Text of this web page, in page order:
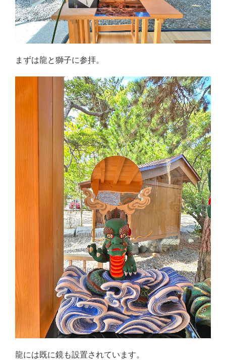
まずは龍と獅子に参拝。
龍には既に鏡も設置されています。